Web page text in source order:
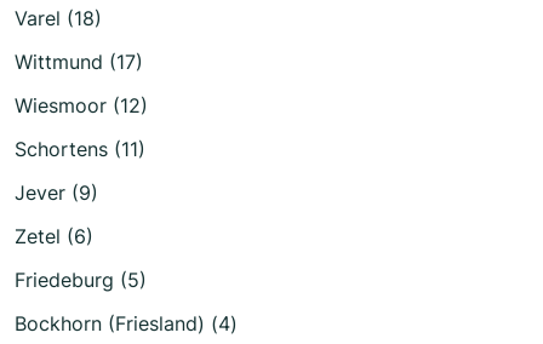
Varel (18)
Wittmund (17)
Wiesmoor (12)
Schortens (11)
Jever (9)
Zetel (6)
Friedeburg (5)
Bockhorn (Friesland) (4)